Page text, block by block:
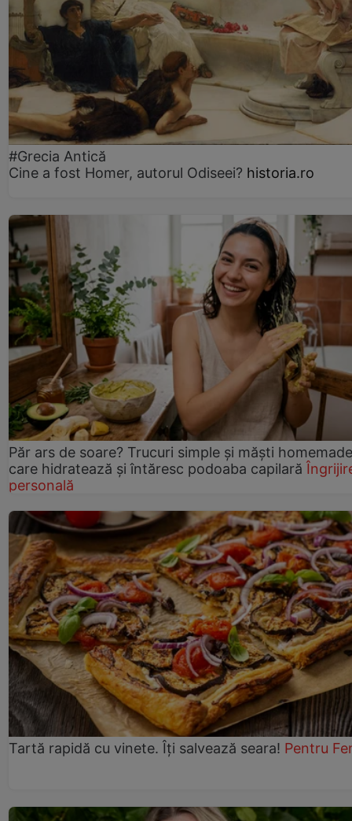
#Grecia Antică
Cine a fost Homer, autorul Odiseei? historia.ro
Păr ars de soare? Trucuri simple și măști homemade
care hidratează și întăresc podoaba capilară
personală
Tartă rapidă cu vinete. Îți salvează seara! Pentru